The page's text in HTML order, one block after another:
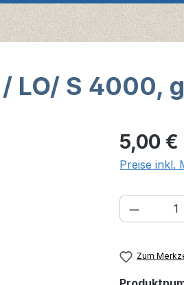
LO/ S 4000,
Regulärer
5,00 €
Preise inkl.
Zum